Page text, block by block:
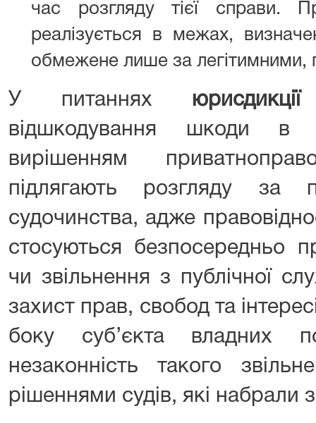
час розгляду тієї справи.
реалізується в межах,
обмежене лише за легітимними,
У питаннях юрисдикції
відшкодування шкоди в
вирішенням
підлягають розгляду за
судочинства, адже
стосуються безпосередньо
чи звільнення з публічної
захист прав, свобод та
боку суб’єкта владних
незаконність такого
рішеннями судів, які набрали